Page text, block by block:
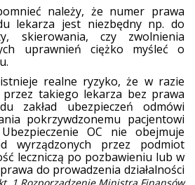
że numer prawa
lekarza jest niezbędny np. do
skierowania, czy zwolnienia
uprawnień ciężko myśleć o
ryzyko, że w razie
przez takiego lekarza bez prawa
zakład ubezpieczeń odmówi
pokrzywdzonemu pacjentowi
OC nie obejmuje
wyrządzonych przez podmiot
leczniczą po pozbawieniu lub w
do prowadzenia działalności